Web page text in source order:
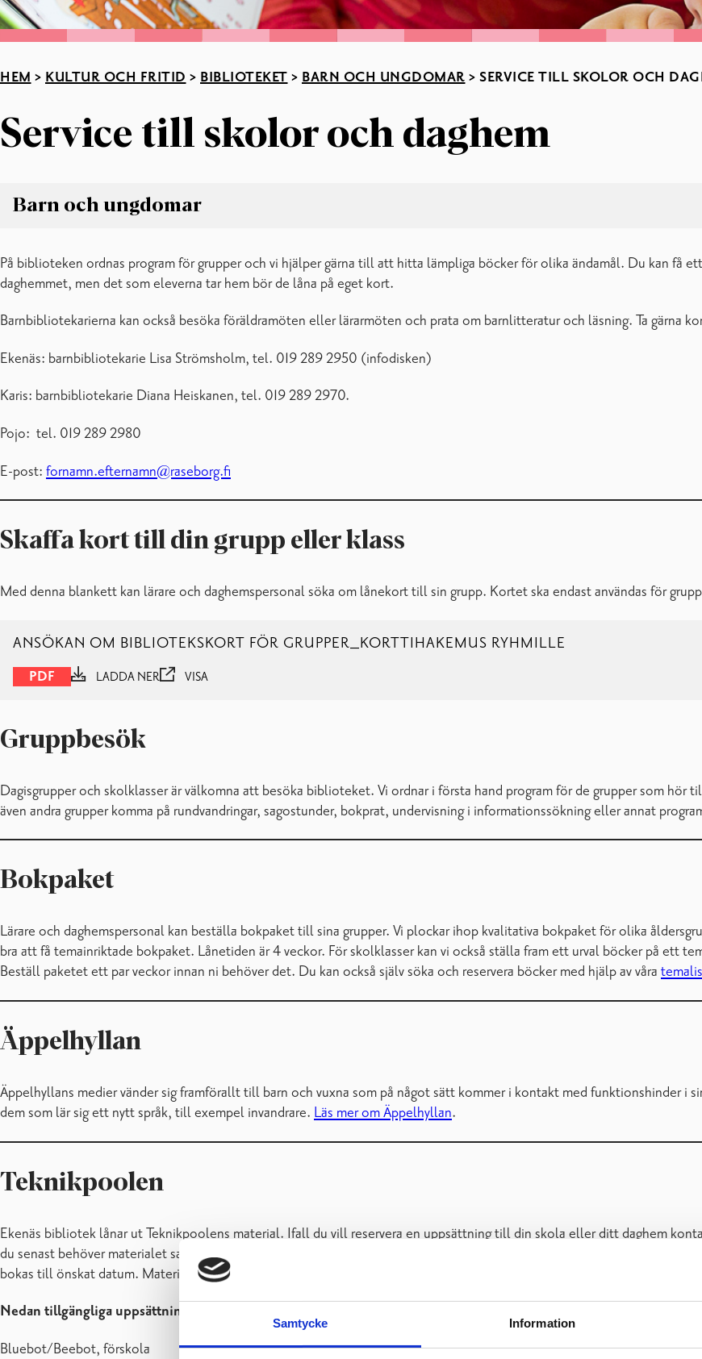
Samtycke Information
HEM > KULTUR OCH FRITID > BIBLIOTEKET > BARN OCH UNGDOMAR > SERVICE TILL SKOLOR OCH
Service till skolor och daghem
Barn och ungdomar
Barn
Föräldrar
Ungdomar
På biblioteken ordnas program för grupper och vi hjälper gärna till att hitta lämpliga böcker för olika ändamål. Du kan få
daghemmet, men det som eleverna tar hem bör de låna på eget kort.
Barnbibliotekarierna kan också besöka föräldramöten eller lärarmöten och prata om barnlitteratur och läsning. Ta gärna
Ekenäs: barnbibliotekarie Lisa Strömsholm, tel. 019 289 2950 (infodisken)
Karis: barnbibliotekarie Diana Heiskanen, tel. 019 289 2970.
Pojo: tel. 019 289 2980
E-post: fornamn.efternamn@raseborg.fi
Skaffa kort till din grupp eller klass
Med denna blankett kan lärare och daghemspersonal söka om lånekort till sin grupp. Kortet ska endast användas för
ANSÖKAN OM BIBLIOTEKSKORT FÖR GRUPPER_KORTTIHAKEMUS RYHMILLE
PDF LADDA NER VISA
Gruppbesök
Dagisgrupper och skolklasser är välkomna att besöka biblioteket. Vi ordnar i första hand program för de grupper som hör
även andra grupper komma på rundvandringar, sagostunder, bokprat, undervisning i informationssökning eller annat
Bokpaket
Lärare och daghemspersonal kan beställa bokpaket till sina grupper. Vi plockar ihop kvalitativa bokpaket för olika
bra att få temainriktade bokpaket. Lånetiden är 4 veckor. För skolklasser kan vi också ställa fram ett urval böcker på ett
Beställ paketet ett par veckor innan ni behöver det. Du kan också själv söka och reservera böcker med hjälp av våra
Äppelhyllan
Äppelhyllans medier vänder sig framförallt till barn och vuxna som på något sätt kommer i kontakt med funktionshinder i
dem som lär sig ett nytt språk, till exempel invandrare. Läs mer om Äppelhyllan.
Teknikpoolen
Ekenäs bibliotek lånar ut Teknikpoolens material. Ifall du vill reservera en uppsättning till din skola eller ditt daghem
du senast behöver materialet samt hur länge du behöver ha det lånat (max. 4 veckor). Eftersom uppsättningarna
bokas till önskat datum. Materialet avhämtas från Ekenäs bibliotek.
Nedan tillgängliga uppsättningar och åldersrekommendationer:
Bluebot/Beebot, förskola